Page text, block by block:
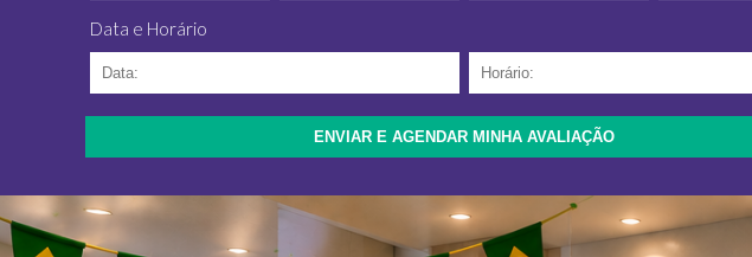
Data e Horário
ENVIAR E AGENDAR MINHA AVALIAÇÃO